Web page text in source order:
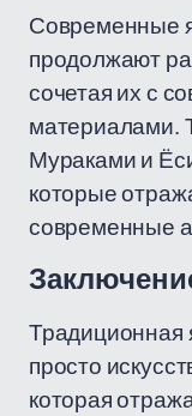
Современные
продолжают
сочетая их с
материалами.
Мураками и
которые
современные
Традиционная
просто
которая